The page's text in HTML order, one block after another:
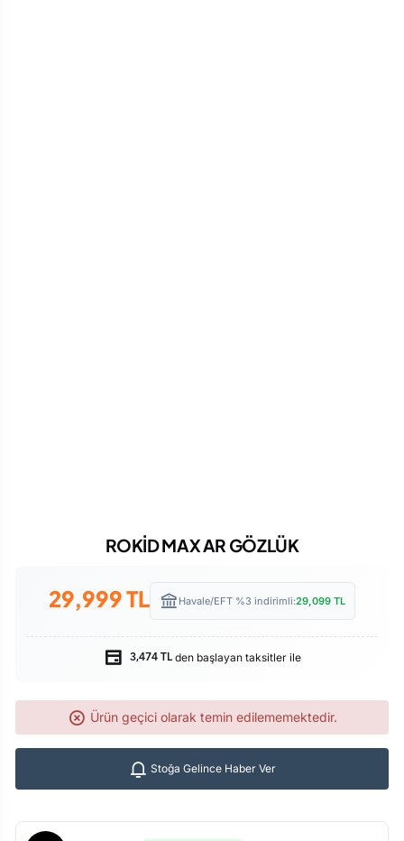
ROKİD MAX AR GÖZLÜK
29,999TL Havale/EFT %3 indirimli:29,099 TL
3,474 TLden başlayan taksitler ile
Ürün geçici olarak temin edilememektedir.
Stoğa Gelince Haber Ver